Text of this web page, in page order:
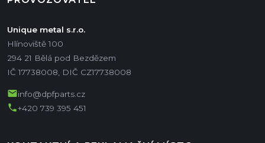
Unique metal s.r.o.
Hlínoviště 100
294 21 Bělá pod Bezdězem
IČ 17738008, DIČ CZ17738008
mailinfo@dpfparts.cz
phone+420 739 395 451